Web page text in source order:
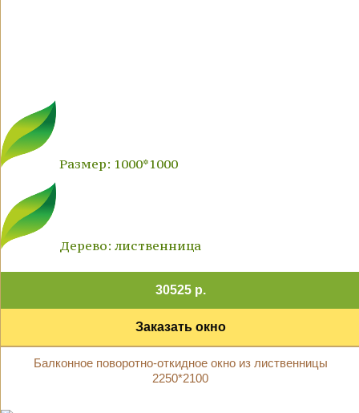
Размер: 1000*1000
Дерево: лиственница
30525 р.
Заказать окно
Балконное поворотно-откидное окно из лиственницы
2250*2100